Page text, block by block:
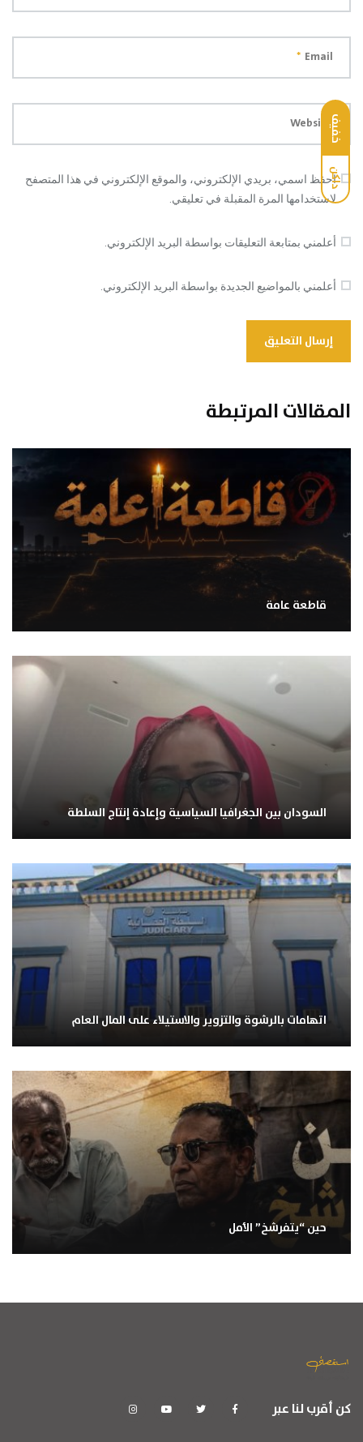
خفيف
داكن
Email
*
Website
احفظ اسمي، بريدي الإلكتروني، والموقع الإلكتروني في هذا المتصفح
لاستخدامها المرة المقبلة في تعليقي.
أعلمني بمتابعة التعليقات بواسطة البريد الإلكتروني.
أعلمني بالمواضيع الجديدة بواسطة البريد الإلكتروني.
المقالات المرتبطة
قاطعة عامة
السودان بين الجغرافيا السياسية وإعادة إنتاج السلطة
اتهامات بالرشوة والتزوير والاستيلاء على المال العام
حين “يتفرشخ” الأمل
كن أقرب لنا عبر